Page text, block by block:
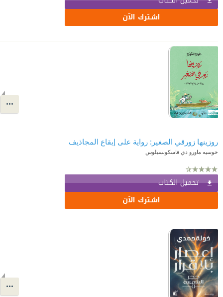
اشترك الآن
روزينها زورقي الصغير: رواية على إيقاع المجاذيف
خوسيه ماورو دي فاسكونسيلوس
تحميل الكتاب
اشترك الآن